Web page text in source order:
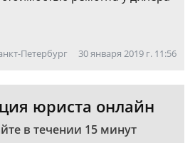
Петербург 30 января 2019 г. 11:56
юриста онлайн
в течении 15 минут